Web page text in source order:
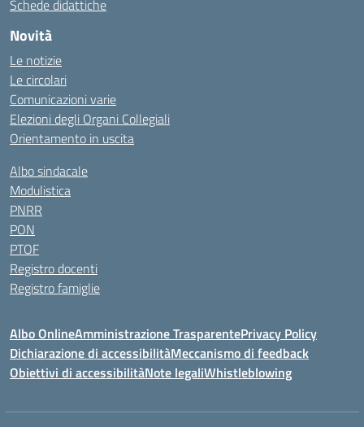
Schede didattiche
Novità
Le notizie
Le circolari
Comunicazioni varie
Elezioni degli Organi Collegiali
Orientamento in uscita
Albo sindacale
Modulistica
PNRR
PON
PTOF
Registro docenti
Registro famiglie
Albo OnlineAmministrazione TrasparentePrivacy Policy
Dichiarazione di accessibilitàMeccanismo di feedback
Obiettivi di accessibilitàNote legaliWhistleblowing